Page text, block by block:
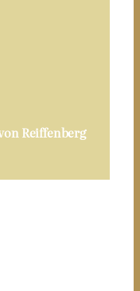
Reiffenberg